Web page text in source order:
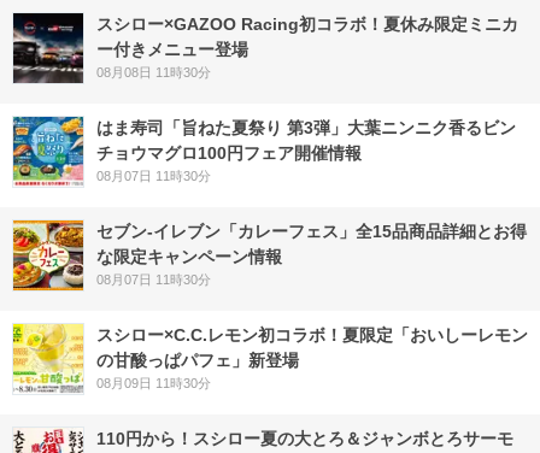
スシロー×GAZOO Racing初コラボ！夏休み限定ミニカ
ー付きメニュー登場
08月08日 11時30分
はま寿司「旨ねた夏祭り 第3弾」大葉ニンニク香るビン
チョウマグロ100円フェア開催情報
08月07日 11時30分
セブン‐イレブン「カレーフェス」全15品商品詳細とお得
な限定キャンペーン情報
08月07日 11時30分
スシロー×C.C.レモン初コラボ！夏限定「おいしーレモン
の甘酸っぱパフェ」新登場
08月09日 11時30分
110円から！スシロー夏の大とろ＆ジャンボとろサーモ